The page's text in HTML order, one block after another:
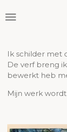
direct
hoofdinhoud
Ik schilder met
De verf breng
bewerkt heb
Mijn werk